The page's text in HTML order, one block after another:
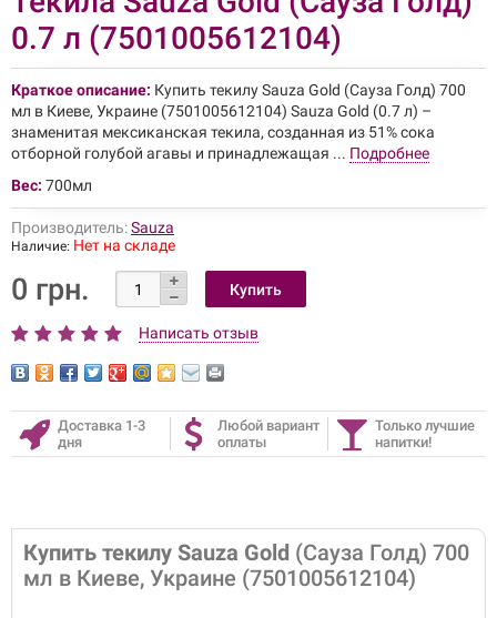
0.7 л (7501005612104)
Краткое описание: Купить текилу Sauza Gold (Сауза Голд) 700
мл в Киеве, Украине (7501005612104) Sauza Gold (0.7 л) –
знаменитая мексиканская текила, созданная из 51% сока
отборной голубой агавы и принадлежащая ... Подробнее
Вес: 700мл
Производитель:Sauza
Наличие: Нет на складе
0 грн.
Написать отзыв
Доставка 1-3
дня
Любой вариант
оплаты
Только лучшие
напитки!
Купить текилу Sauza Gold (Сауза Голд) 700
мл в Киеве, Украине (7501005612104)